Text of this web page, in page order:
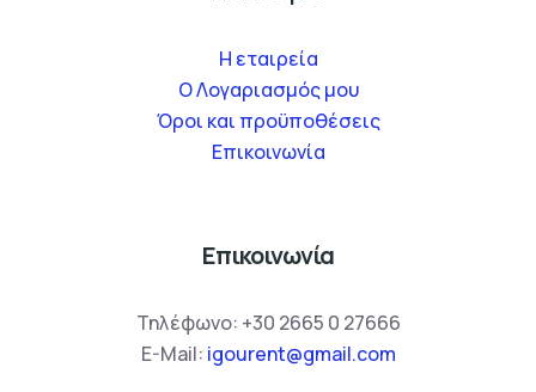
Η εταιρεία
O Λογαριασμός μου
Όροι και προϋποθέσεις
Επικοινωνία
Επικοινωνία
Τηλέφωνο: +30 2665 0 27666
E-Mail: igourent@gmail.com